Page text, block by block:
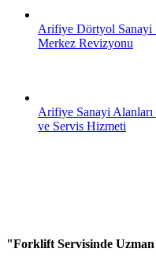
Arifiye Dörtyol Sanayi
Merkez Revizyonu
Arifiye Sanayi
ve Servis Hizmeti
"Forklift Servisinde